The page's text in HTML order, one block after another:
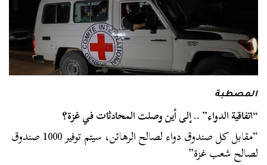
المصطبة
“اتفاقية الدواء” .. إلى أين وصلت المحادثات في غزة؟
“مقابل كل صندوق دواء لصالح الرهائن، سيتم توفير 1000 صندوق
لصالح شعب غزة”